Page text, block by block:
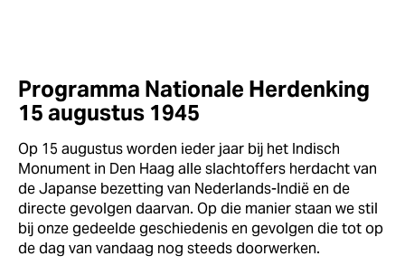
Programma Nationale Herdenking
15 augustus 1945
Op 15 augustus worden ieder jaar bij het Indisch
Monument in Den Haag alle slachtoffers herdacht van
de Japanse bezetting van Nederlands-Indië en de
directe gevolgen daarvan. Op die manier staan we stil
bij onze gedeelde geschiedenis en gevolgen die tot op
de dag van vandaag nog steeds doorwerken.